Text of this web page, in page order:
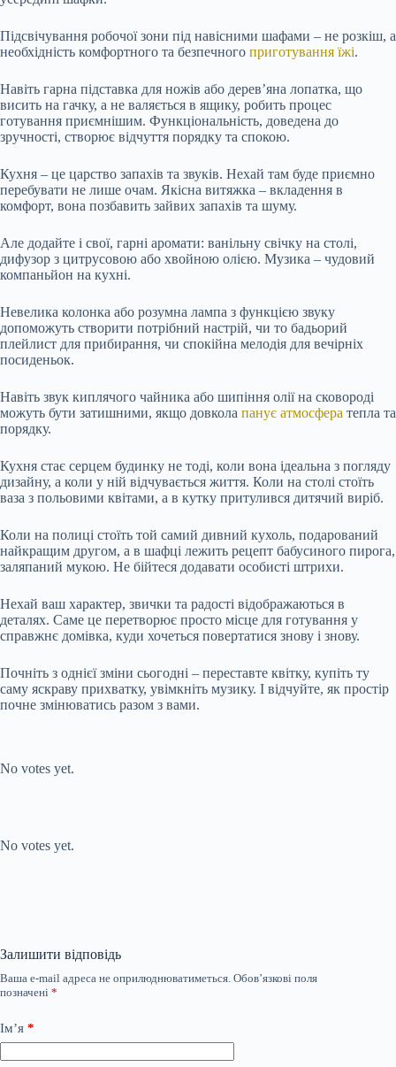
Підсвічування робочої зони під навісними шафами – не розкіш, а
необхідність комфортного та безпечного приготування їжі.
Навіть гарна підставка для ножів або дерев’яна лопатка, що
висить на гачку, а не валяється в ящику, робить процес
готування приємнішим. Функціональність, доведена до
зручності, створює відчуття порядку та спокою.
Кухня – це царство запахів та звуків. Нехай там буде приємно
перебувати не лише очам. Якісна витяжка – вкладення в
комфорт, вона позбавить зайвих запахів та шуму.
Але додайте і свої, гарні аромати: ванільну свічку на столі,
дифузор з цитрусовою або хвойною олією. Музика – чудовий
компаньйон на кухні.
Невелика колонка або розумна лампа з функцією звуку
допоможуть створити потрібний настрій, чи то бадьорий
плейлист для прибирання, чи спокійна мелодія для вечірніх
посиденьок.
Навіть звук киплячого чайника або шипіння олії на сковороді
можуть бути затишними, якщо довкола панує атмосфера тепла та
порядку.
Кухня стає серцем будинку не тоді, коли вона ідеальна з погляду
дизайну, а коли у ній відчувається життя. Коли на столі стоїть
ваза з польовими квітами, а в кутку притулився дитячий виріб.
Коли на полиці стоїть той самий дивний кухоль, подарований
найкращим другом, а в шафці лежить рецепт бабусиного пирога,
заляпаний мукою. Не бійтеся додавати особисті штрихи.
Нехай ваш характер, звички та радості відображаються в
деталях. Саме це перетворює просто місце для готування у
справжнє домівка, куди хочеться повертатися знову і знову.
Почніть з однієї зміни сьогодні – переставте квітку, купіть ту
саму яскраву прихватку, увімкніть музику. І відчуйте, як простір
почне змінюватись разом з вами.
No votes yet.
No votes yet.
Залишити відповідь
Ваша e-mail адреса не оприлюднюватиметься. Обов’язкові поля
позначені *
Ім’я *